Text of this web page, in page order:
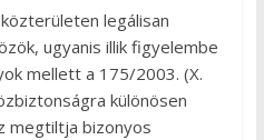
legálisan
ugyanis illik figyelembe
mellett a 175/2003. (X.
különösen
megtiltja bizonyos